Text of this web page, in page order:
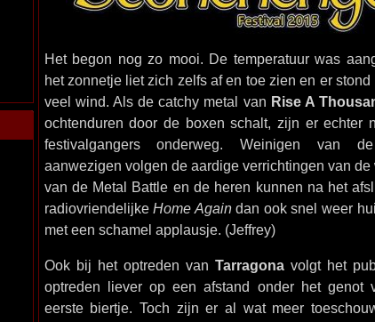
Het begon nog zo mooi. De temperatuur was
het zonnetje liet zich zelfs af en toe zien en er stond
veel wind. Als de catchy metal van Rise A
ochtenduren door de boxen schalt, zijn er echter
festivalgangers onderweg. Weinigen van
aanwezigen volgen de aardige verrichtingen van de
van de Metal Battle en de heren kunnen na het
radiovriendelijkeHome Againdan ook snel weer
met een schamel applausje. (Jeffrey)
Ook bij het optreden vanTarragona volgt het
optreden liever op een afstand onder het genot
eerste biertje. Toch zijn er al wat meer